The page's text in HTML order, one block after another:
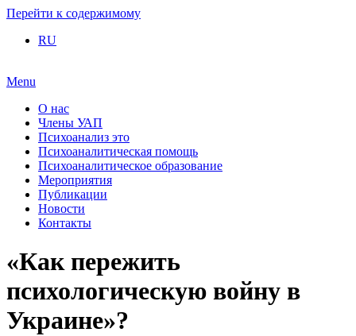
Перейти к содержимому
RU
Menu
О нас
Члены УАП
Психоанализ это
Психоаналитическая помощь
Психоаналитическое образование
Мероприятия
Публикации
Новости
Контакты
«Как пережить
психологическую войну в
Украине»?